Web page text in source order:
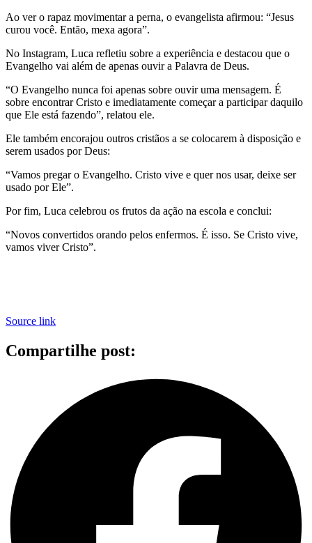
Ao ver o rapaz movimentar a perna, o evangelista afirmou: “Jesus
curou você. Então, mexa agora”.
No Instagram, Luca refletiu sobre a experiência e destacou que o
Evangelho vai além de apenas ouvir a Palavra de Deus.
“O Evangelho nunca foi apenas sobre ouvir uma mensagem. É
sobre encontrar Cristo e imediatamente começar a participar daquilo
que Ele está fazendo”, relatou ele.
Ele também encorajou outros cristãos a se colocarem à disposição e
serem usados por Deus:
“Vamos pregar o Evangelho. Cristo vive e quer nos usar, deixe ser
usado por Ele”.
Por fim, Luca celebrou os frutos da ação na escola e conclui:
“Novos convertidos orando pelos enfermos. É isso. Se Cristo vive,
vamos viver Cristo”.
Source link
Compartilhe post: